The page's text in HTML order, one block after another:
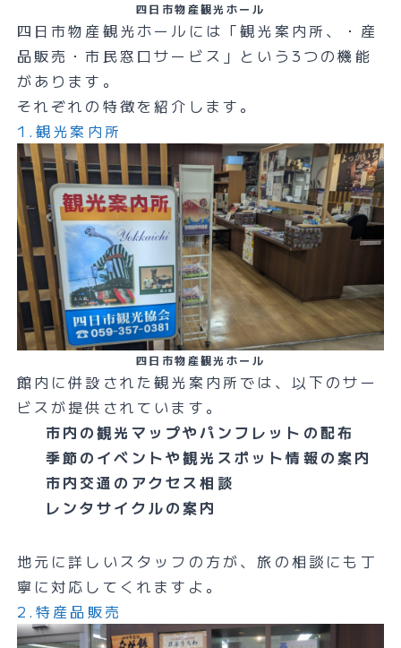
四日市物産観光ホール
四日市物産観光ホールには「観光案内所、・産
品販売・市民窓口サービス」という3つの機能
があります。
それぞれの特徴を紹介します。
1.観光案内所
四日市物産観光ホール
館内に併設された観光案内所では、以下のサー
ビスが提供されています。
市内の観光マップやパンフレットの配布
季節のイベントや観光スポット情報の案内
市内交通のアクセス相談
レンタサイクルの案内
地元に詳しいスタッフの方が、旅の相談にも丁
寧に対応してくれますよ。
2.特産品販売